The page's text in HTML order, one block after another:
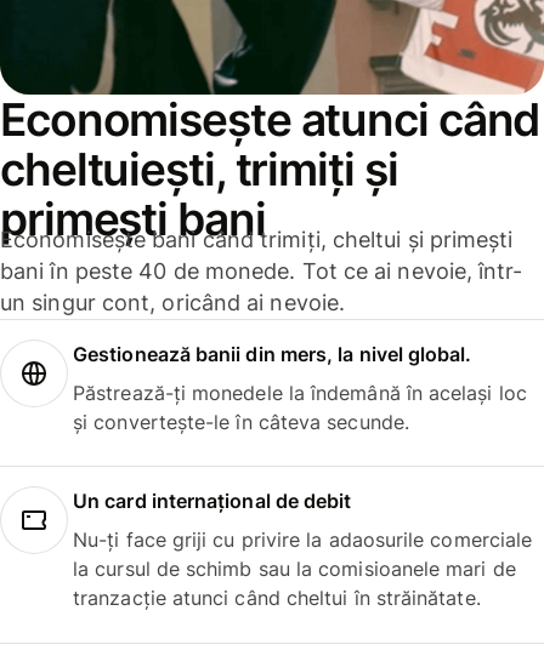
Economisește atunci când
cheltuiești, trimiți și
primești bani
Economisește bani când trimiți, cheltui și primești
bani în peste 40 de monede. Tot ce ai nevoie, într-
un singur cont, oricând ai nevoie.
Gestionează banii din mers, la nivel global.
Păstrează-ți monedele la îndemână în același loc
și convertește-le în câteva secunde.
Un card internațional de debit
Nu-ți face griji cu privire la adaosurile comerciale
la cursul de schimb sau la comisioanele mari de
tranzacție atunci când cheltui în străinătate.